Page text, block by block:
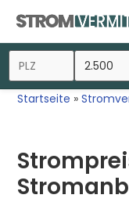
Inhalt
springen
Startseite »